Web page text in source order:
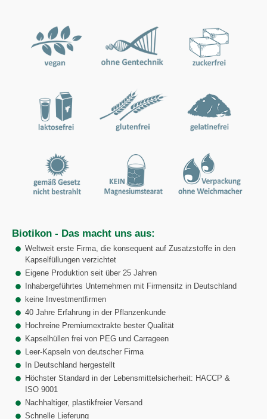
Biotikon - Das macht uns aus:
Weltweit erste Firma, die konsequent auf Zusatzstoffe in den
Kapselfüllungen verzichtet
Eigene Produktion seit über 25 Jahren
Inhabergeführtes Unternehmen mit Firmensitz in Deutschland
keine Investmentfirmen
40 Jahre Erfahrung in der Pflanzenkunde
Hochreine Premiumextrakte bester Qualität
Kapselhüllen frei von PEG und Carrageen
Leer-Kapseln von deutscher Firma
In Deutschland hergestellt
Höchster Standard in der Lebensmittelsicherheit: HACCP &
ISO 9001
Nachhaltiger, plastikfreier Versand
Schnelle Lieferung